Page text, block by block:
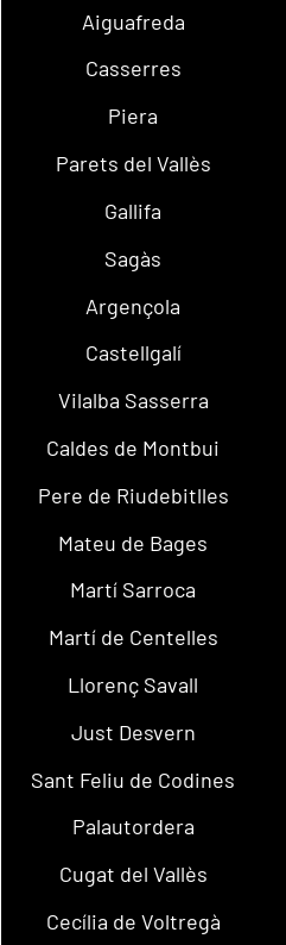
Aiguafreda
Casserres
Piera
Parets del Vallès
Gallifa
Sagàs
Argençola
Castellgalí
Vilalba Sasserra
Caldes de Montbui
Pere de Riudebitlles
Mateu de Bages
Martí Sarroca
Martí de Centelles
Llorenç Savall
Just Desvern
Sant Feliu de Codines
Palautordera
Cugat del Vallès
Cecília de Voltregà